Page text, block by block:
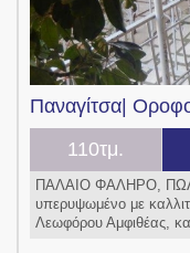
Παναγίτσα|
110τμ.
ΠΑΛΑΙΟ ΦΑΛΗΡΟ,
υπερυψωμένο με
Λεωφόρου Αμφιθέας,